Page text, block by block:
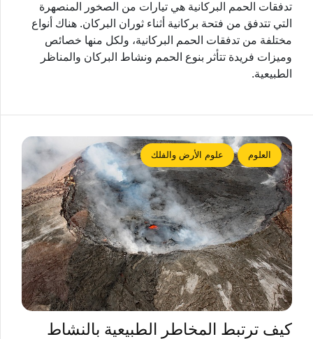
تدفقات الحمم البركانية هي تيارات من الصخور المنصهرة
التي تتدفق من فتحة بركانية أثناء ثوران البركان. هناك أنواع
مختلفة من تدفقات الحمم البركانية، ولكل منها خصائص
وميزات فريدة تتأثر بنوع الحمم ونشاط البركان والمناظر
الطبيعية.
العلوم علوم الأرض والفلك
كيف ترتبط المخاطر الطبيعية بالنشاط